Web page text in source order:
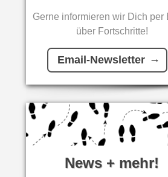
Gerne informieren wir Dich per
über Fortschritte!
Email-Newsletter
News + mehr!